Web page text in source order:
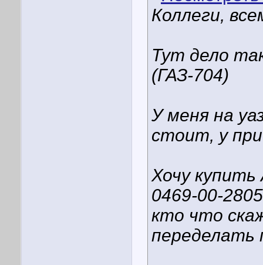
Коллеги,
Тут дело
(ГАЗ-704)
У меня на
стоит, у
Хочу
0469-00-
кто что
переделать